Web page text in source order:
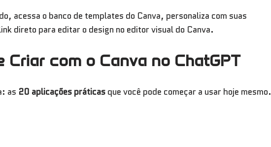
acessa o banco de templates do Canva, personaliza com suas
direto para editar o design no editor visual do Canva.
Criar com o Canva no ChatGPT
as 20 aplicações práticas que você pode começar a usar hoje mesmo.